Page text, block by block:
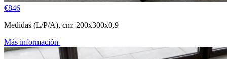
€846
Medidas (L/P/A), cm: 200x300x0,9
Más información